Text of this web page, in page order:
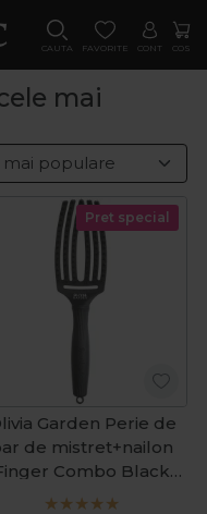
CAUTA FAVORITE CONT COS
mai
Pret special
Garden Perie de
de mistret+nailon
Combo Black
Medium